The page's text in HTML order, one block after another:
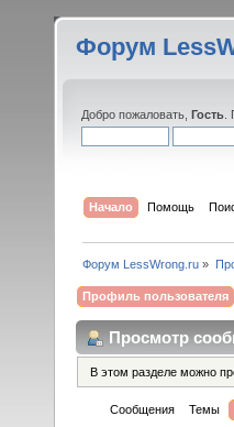
Форум
Добро пожаловать, Гость
Начало Помощь
Форум LessWrong.ru »
Профиль пользователя
Просмотр
В этом разделе можно
Сообщения Темы